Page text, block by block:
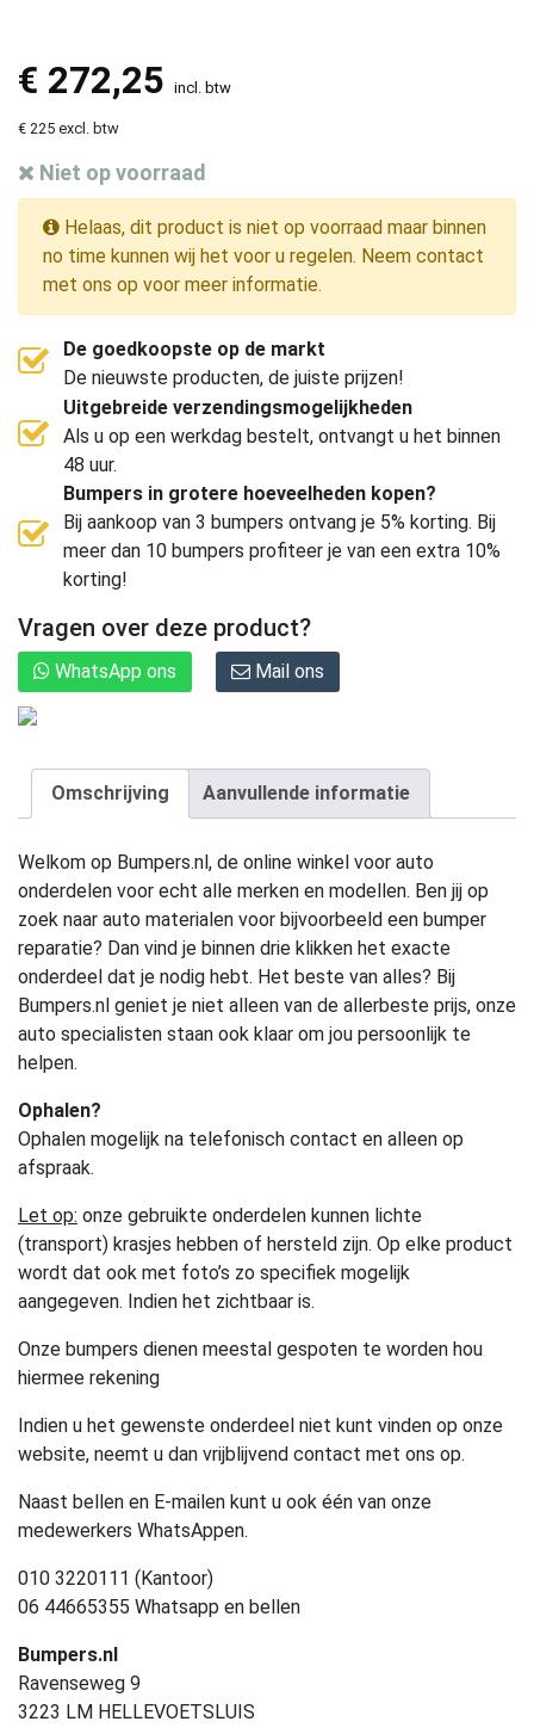
€ 272,25 incl. btw
€ 225 excl. btw
Niet op voorraad
Helaas, dit product is niet op voorraad maar binnen
no time kunnen wij het voor u regelen. Neem contact
met ons op voor meer informatie.
De goedkoopste op de markt
De nieuwste producten, de juiste prijzen!
Uitgebreide verzendingsmogelijkheden
Als u op een werkdag bestelt, ontvangt u het binnen
48 uur.
Bumpers in grotere hoeveelheden kopen?
Bij aankoop van 3 bumpers ontvang je 5% korting. Bij
meer dan 10 bumpers profiteer je van een extra 10%
korting!
Vragen over deze product?
WhatsApp ons Mail ons
Omschrijving Aanvullende informatie
Welkom op Bumpers.nl, de online winkel voor auto
onderdelen voor echt alle merken en modellen. Ben jij op
zoek naar auto materialen voor bijvoorbeeld een bumper
reparatie? Dan vind je binnen drie klikken het exacte
onderdeel dat je nodig hebt. Het beste van alles? Bij
Bumpers.nl geniet je niet alleen van de allerbeste prijs, onze
auto specialisten staan ook klaar om jou persoonlijk te
helpen.
Ophalen?
Ophalen mogelijk na telefonisch contact en alleen op
afspraak.
Let op: onze gebruikte onderdelen kunnen lichte
(transport) krasjes hebben of hersteld zijn. Op elke product
wordt dat ook met foto’s zo specifiek mogelijk
aangegeven. Indien het zichtbaar is.
Onze bumpers dienen meestal gespoten te worden hou
hiermee rekening
Indien u het gewenste onderdeel niet kunt vinden op onze
website, neemt u dan vrijblijvend contact met ons op.
Naast bellen en E-mailen kunt u ook één van onze
medewerkers WhatsAppen.
010 3220111 (Kantoor)
06 44665355 Whatsapp en bellen
Bumpers.nl
Ravenseweg 9
3223 LM HELLEVOETSLUIS